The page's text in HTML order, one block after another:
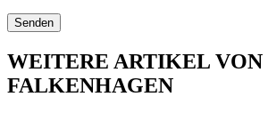
WEITERE ARTIKEL VON
FALKENHAGEN